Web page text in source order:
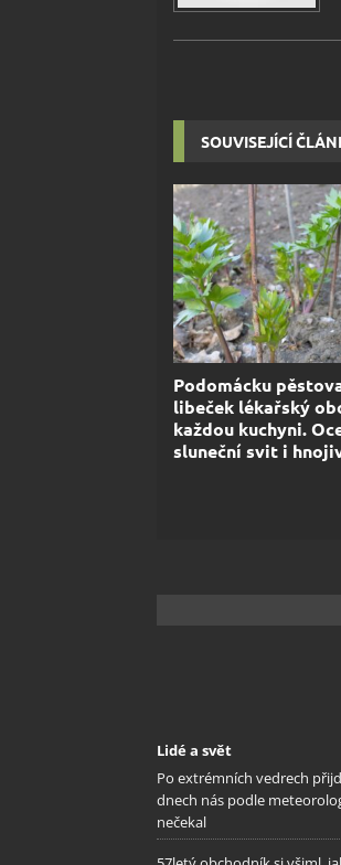
SOUVISEJÍCÍ
Podomácku
libeček lékařský
každou kuchyni.
sluneční svit i
Lidé a svět
Po extrémních vedrech
dnech nás podle
nečekal